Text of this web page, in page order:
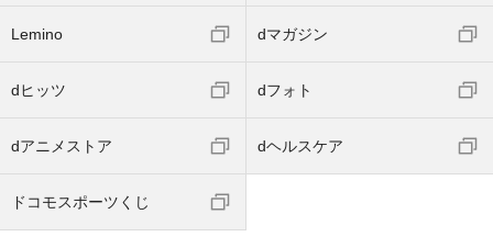
Lemino dマガジン
dヒッツ dフォト
dアニメストア dヘルスケア
ドコモスポーツくじ